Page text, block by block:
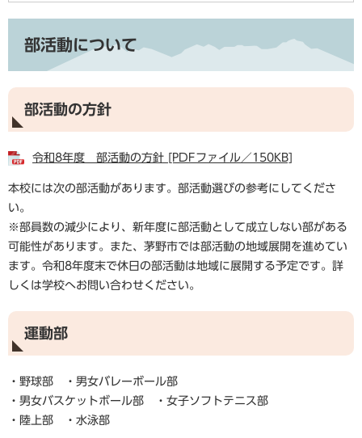
部活動について
部活動の方針
令和8年度 部活動の方針 [PDFファイル／150KB]
本校には次の部活動があります。部活動選びの参考にしてくださ
い。
※部員数の減少により、新年度に部活動として成立しない部がある
可能性があります。また、茅野市では部活動の地域展開を進めてい
ます。令和8年度末で休日の部活動は地域に展開する予定です。詳
しくは学校へお問い合わせください。
運動部
・野球部 ・男女バレーボール部
・男女バスケットボール部 ・女子ソフトテニス部
・陸上部 ・水泳部